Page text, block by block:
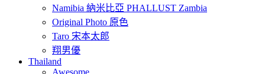
Namibia 納米比亞 PHALLUST Zambia
Original Photo 原色
Taro 宋本太郎
翔男優
Thailand
Awesome